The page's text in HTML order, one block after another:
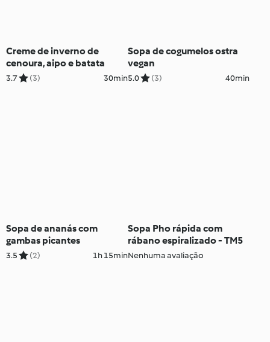
Creme de inverno de
cenoura, aipo e batata
3.7 (3) 30min
Sopa de cogumelos ostra
vegan
5.0 (3) 40min
Sopa de ananás com
gambas picantes
3.5 (2) 1h 15min
Sopa Pho rápida com
rábano espiralizado - TM5
Nenhuma avaliação